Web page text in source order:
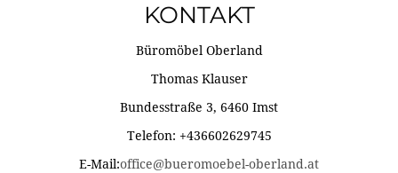
KONTAKT
Büromöbel Oberland
Thomas Klauser
Bundesstraße 3, 6460 Imst
Telefon: +436602629745
E-Mail:office@bueromoebel-oberland.at